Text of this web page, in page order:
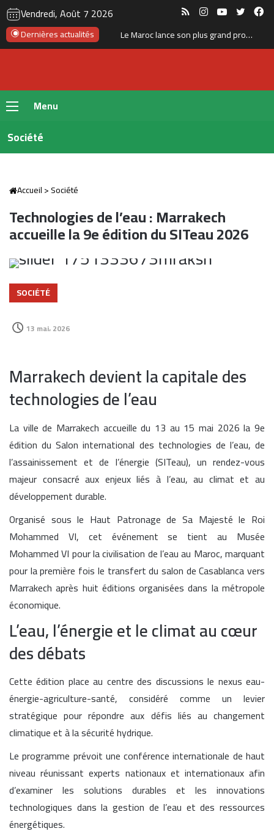
Vendredi, Août 7 2026 RSS InstagramYouTube
Dernières actualités Le Maroc lance son plus grand programme de liaisons aériennes avec Ryanair pour l’hiver 2026
Menu
Société
Accueil>Société
Technologies de l’eau : Marrakech
accueille la 9e édition du SITeau 2026
SOCIÉTÉ
13 mai، 2026
Marrakech devient la capitale des
technologies de l’eau
La ville de Marrakech accueille du 13 au 15 mai 2026 la 9e
édition du Salon international des technologies de l’eau, de
l’assainissement et de l’énergie (SITeau), un rendez-vous
majeur consacré aux enjeux liés à l’eau, au climat et au
développement durable.
Organisé sous le Haut Patronage de Sa Majesté le Roi
Mohammed VI, cet événement se tient au Musée
Mohammed VI pour la civilisation de l’eau au Maroc, marquant
pour la première fois le transfert du salon de Casablanca vers
Marrakech après huit éditions organisées dans la métropole
économique.
L’eau, l’énergie et le climat au cœur
des débats
Cette édition place au centre des discussions le nexus eau-
énergie-agriculture-santé, considéré comme un levier
stratégique pour répondre aux défis liés au changement
climatique et à la sécurité hydrique.
Le programme prévoit une conférence internationale de haut
niveau réunissant experts nationaux et internationaux afin
d’examiner les solutions durables et les innovations
technologiques dans la gestion de l’eau et des ressources
énergétiques.